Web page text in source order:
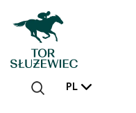
PL